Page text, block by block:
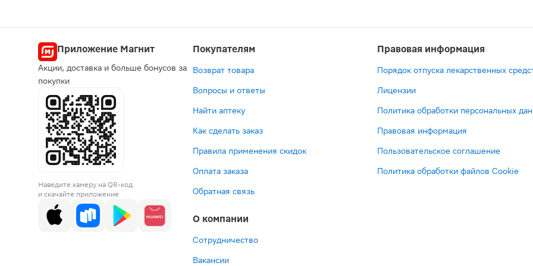
Приложение Магнит
Акции, доставка и больше бонусов за
покупки
Наведите камеру на QR-код
и скачайте приложение
Покупателям
Возврат товара
Вопросы и ответы
Найти аптеку
Как сделать заказ
Правила применения скидок
Оплата заказа
Обратная связь
О компании
Сотрудничество
Вакансии
Правовая информация
Порядок отпуска лекарственных
Лицензии
Политика обработки персональных
Правовая информация
Пользовательское соглашение
Политика обработки файлов Cookie